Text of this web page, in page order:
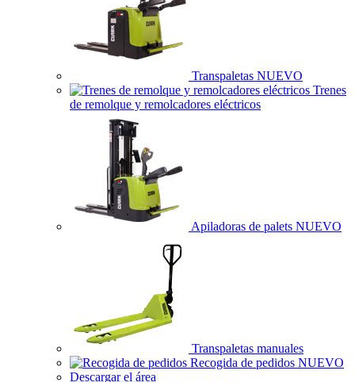
Transpaletas NUEVO
Trenes
de remolque y remolcadores eléctricos
Apiladoras de palets NUEVO
Transpaletas manuales
Recogida de pedidos NUEVO
Descargar el área